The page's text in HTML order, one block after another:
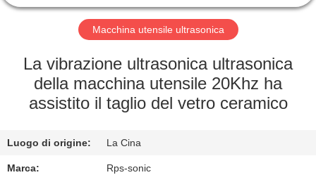
GIRO
FABBRICA
CONTROLLO
QUALITÀ
Macchina utensile ultrasonica
La vibrazione ultrasonica ultrasonica
della macchina utensile 20Khz ha
assistito il taglio del vetro ceramico
Luogo di origine: La Cina
Marca: Rps-sonic